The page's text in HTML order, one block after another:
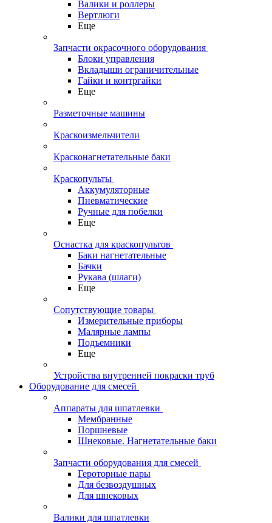
Валики и роллеры
Вертлюги
Еще
Запчасти окрасочного оборудования
Блоки управления
Вкладыши ограничительные
Гайки и контргайки
Еще
Разметочные машины
Краскоизмельчители
Красконагнетательные баки
Краскопульты
Аккумуляторные
Пневматические
Ручные для побелки
Еще
Оснастка для краскопультов
Баки нагнетательные
Бачки
Рукава (шлаги)
Еще
Сопутствующие товары
Измерительные приборы
Малярные лампы
Подъемники
Еще
Устройства внутренней покраски труб
Оборудование для смесей
Аппараты для шпатлевки
Мембранные
Поршневые
Шнековые. Нагнетательные баки
Запчасти оборудования для смесей
Героторные пары
Для безвоздушных
Для шнековых
Валики для шпатлевки